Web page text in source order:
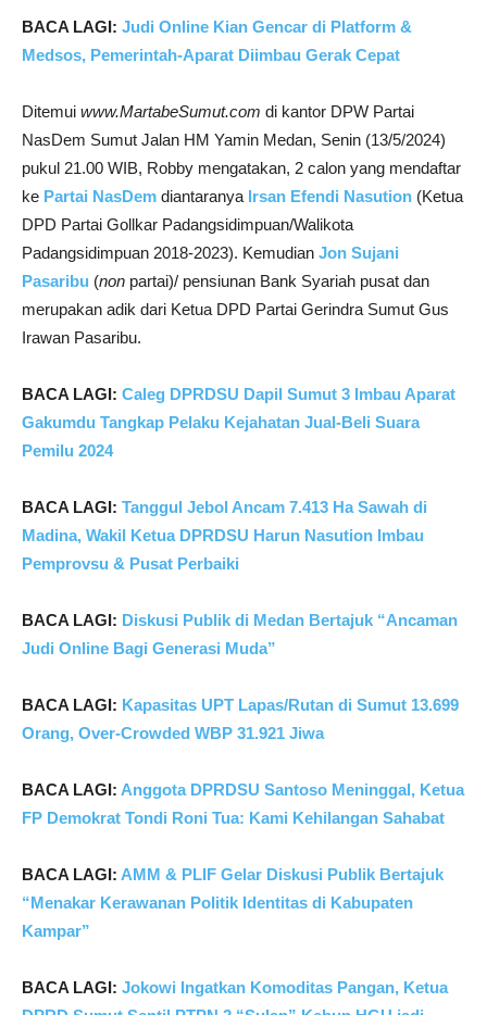
BACA LAGI: Judi Online Kian Gencar di Platform &
Medsos, Pemerintah-Aparat Diimbau Gerak Cepat
Ditemui www.MartabeSumut.com di kantor DPW Partai
NasDem Sumut Jalan HM Yamin Medan, Senin (13/5/2024)
pukul 21.00 WIB, Robby mengatakan, 2 calon yang mendaftar
ke Partai NasDem diantaranya Irsan Efendi Nasution (Ketua
DPD Partai Gollkar Padangsidimpuan/Walikota
Padangsidimpuan 2018-2023). Kemudian Jon Sujani
Pasaribu (non partai)/ pensiunan Bank Syariah pusat dan
merupakan adik dari Ketua DPD Partai Gerindra Sumut Gus
Irawan Pasaribu.
BACA LAGI: Caleg DPRDSU Dapil Sumut 3 Imbau Aparat
Gakumdu Tangkap Pelaku Kejahatan Jual-Beli Suara
Pemilu 2024
BACA LAGI: Tanggul Jebol Ancam 7.413 Ha Sawah di
Madina, Wakil Ketua DPRDSU Harun Nasution Imbau
Pemprovsu & Pusat Perbaiki
BACA LAGI: Diskusi Publik di Medan Bertajuk “Ancaman
Judi Online Bagi Generasi Muda”
BACA LAGI: Kapasitas UPT Lapas/Rutan di Sumut 13.699
Orang, Over-Crowded WBP 31.921 Jiwa
BACA LAGI: Anggota DPRDSU Santoso Meninggal, Ketua
FP Demokrat Tondi Roni Tua: Kami Kehilangan Sahabat
BACA LAGI: AMM & PLIF Gelar Diskusi Publik Bertajuk
“Menakar Kerawanan Politik Identitas di Kabupaten
Kampar”
BACA LAGI: Jokowi Ingatkan Komoditas Pangan, Ketua